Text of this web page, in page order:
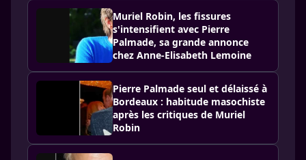
Muriel Robin, les fissures
s'intensifient avec Pierre
Palmade, sa grande annonce
chez Anne-Elisabeth Lemoine
Pierre Palmade seul et délaissé à
Bordeaux : habitude masochiste
après les critiques de Muriel
Robin